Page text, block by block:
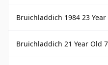
Bruichladdich 1984 23
Bruichladdich 21 Year Old